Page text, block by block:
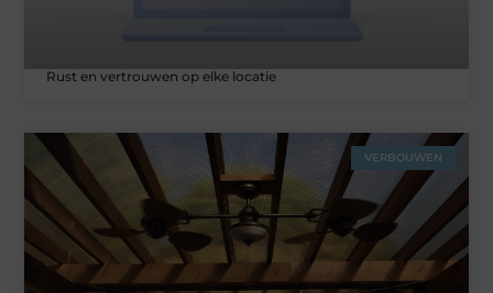
Rust en vertrouwen op elke locatie
VERBOUWEN